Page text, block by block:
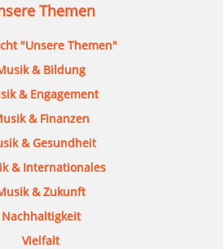
Themen
"Unsere Themen"
& Bildung
& Engagement
& Finanzen
& Gesundheit
& Internationales
& Zukunft
Nachhaltigkeit
Vielfalt